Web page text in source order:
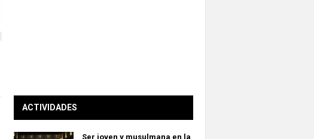
ACTIVIDADES
Ser joven y musulmana en la